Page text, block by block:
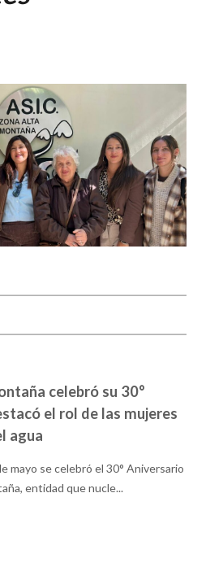
celebró su 30°
el rol de las mujeres
agua
mayo se celebró el 30° Aniversario
entidad que nucle...